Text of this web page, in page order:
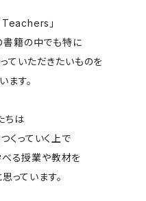
Teachers」
書籍の中でも特に
ていただきたいものを
ます。
ちは
くっていく上で
る授業や教材を
っています。